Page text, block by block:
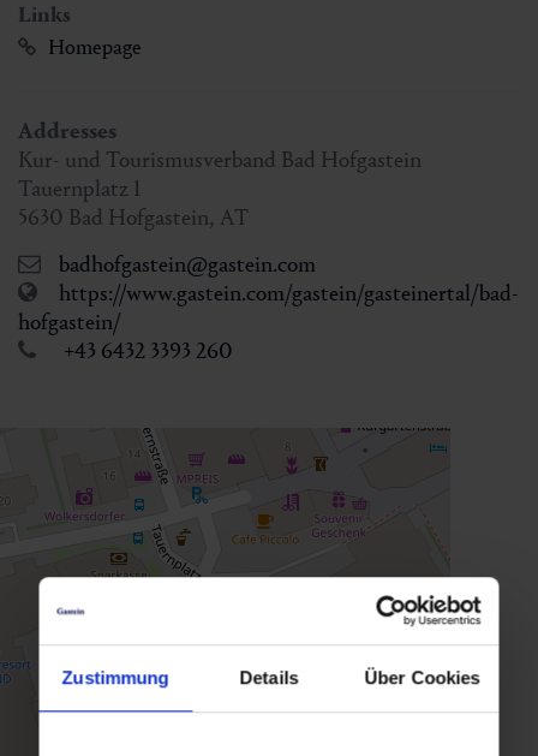
Zustimmung Details Über Cookies
Links
Homepage
Addresses
Kur- und Tourismusverband Bad Hofgastein
Tauernplatz 1
5630 Bad Hofgastein, AT
badhofgastein@gastein.com
https://www.gastein.com/gastein/gasteinertal/bad-
hofgastein/
+43 6432 3393 260